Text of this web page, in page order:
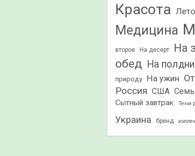
Красота
Медицина
второе На десерт На
обед На
природу
На ужин
Россия США
Сытный завтрак Тени
Украина бренд